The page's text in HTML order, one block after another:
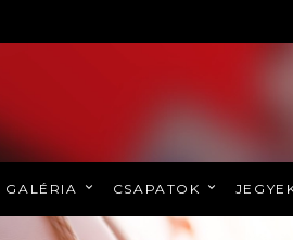
GALÉRIA CSAPATOK